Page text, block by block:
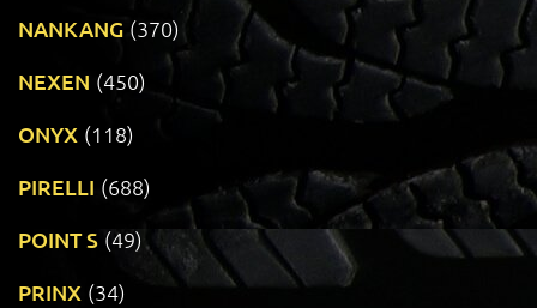
NANKANG (370)
NEXEN (450)
ONYX (118)
PIRELLI (688)
POINT S (49)
PRINX (34)